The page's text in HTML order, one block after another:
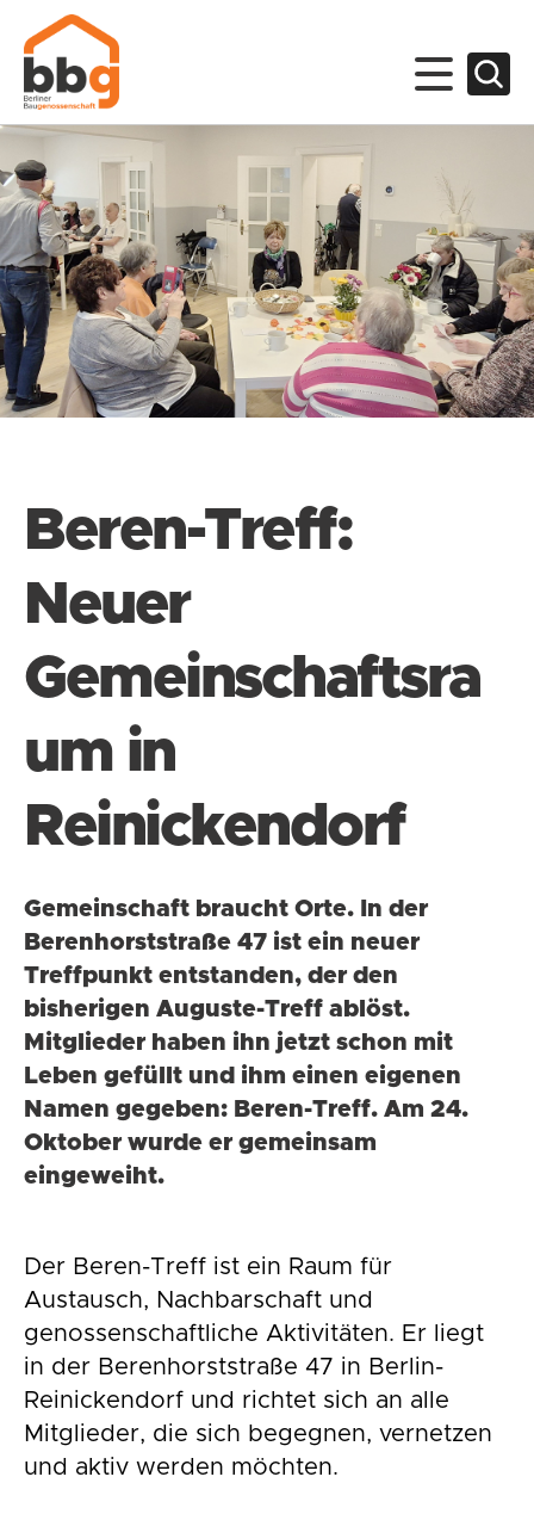
Beren-Treff:
Neuer
Gemeinschaftsra
um in
Reinickendorf
Gemeinschaft braucht Orte. In der
Berenhorststraße 47 ist ein neuer
Treffpunkt entstanden, der den
bisherigen Auguste-Treff ablöst.
Mitglieder haben ihn jetzt schon mit
Leben gefüllt und ihm einen eigenen
Namen gegeben: Beren-Treff. Am 24.
Oktober wurde er gemeinsam
eingeweiht.
Der Beren-Treff ist ein Raum für
Austausch, Nachbarschaft und
genossenschaftliche Aktivitäten. Er liegt
in der Berenhorststraße 47 in Berlin-
Reinickendorf und richtet sich an alle
Mitglieder, die sich begegnen, vernetzen
und aktiv werden möchten.